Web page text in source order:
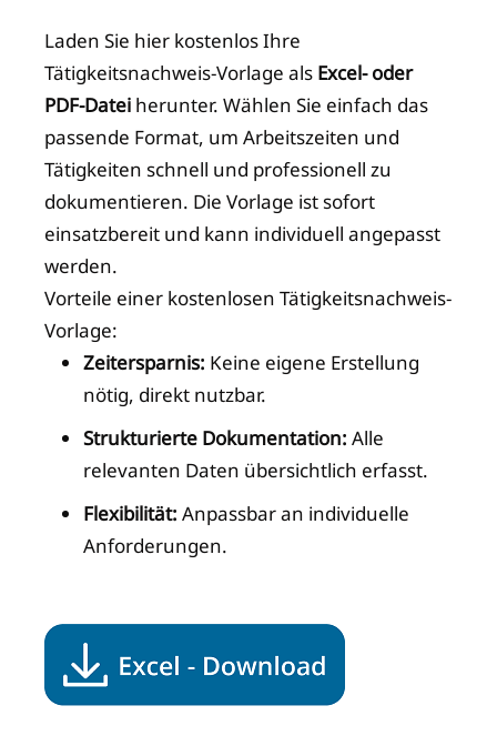
Laden Sie hier kostenlos Ihre
Tätigkeitsnachweis-Vorlage als Excel- oder
PDF-Datei herunter. Wählen Sie einfach das
passende Format, um Arbeitszeiten und
Tätigkeiten schnell und professionell zu
dokumentieren. Die Vorlage ist sofort
einsatzbereit und kann individuell angepasst
werden.
Vorteile einer kostenlosen Tätigkeitsnachweis-
Vorlage:
Zeitersparnis: Keine eigene Erstellung
nötig, direkt nutzbar.
Strukturierte Dokumentation: Alle
relevanten Daten übersichtlich erfasst.
Flexibilität: Anpassbar an individuelle
Anforderungen.